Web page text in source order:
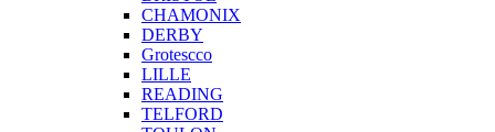
CHAMONIX
DERBY
Grotescco
LILLE
READING
TELFORD